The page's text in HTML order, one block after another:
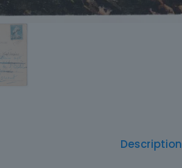
Description